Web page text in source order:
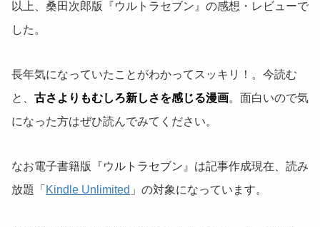
以上、桑田次郎版『ウルトラセブン』の感想・レビューで
した。
長年気になっていたことがわかってスッキリ！。今読む
と、 古さよりもむしろ新しさを感じる漫画。面白いので気
になった方はぜひ読んでみてください。
なお電子書籍版『ウルトラセブン』は記事作成現在、読み
放題「 Kindle Unlimited 」の対象になっています。